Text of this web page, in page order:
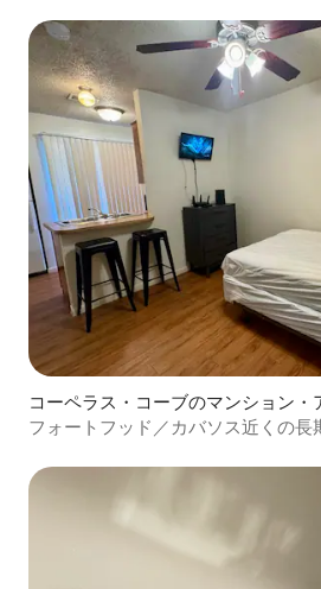
コーペラス・コーブのマンション・
フォートフッド／カバソス近くの長